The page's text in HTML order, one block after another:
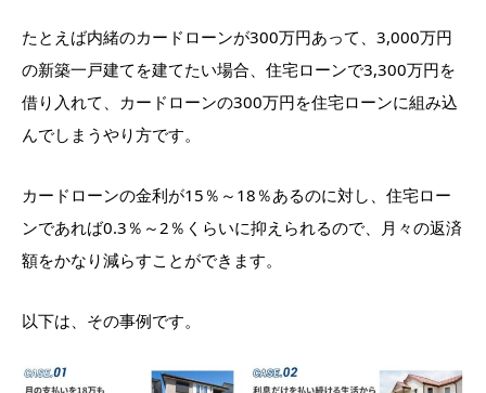
たとえば内緒のカードローンが300万円あって、3,000万円
の新築一戸建てを建てたい場合、住宅ローンで3,300万円を
借り入れて、カードローンの300万円を住宅ローンに組み込
んでしまうやり方です。
カードローンの金利が15％～18％あるのに対し、住宅ロー
ンであれば0.3％～2％くらいに抑えられるので、月々の返済
額をかなり減らすことができます。
以下は、その事例です。